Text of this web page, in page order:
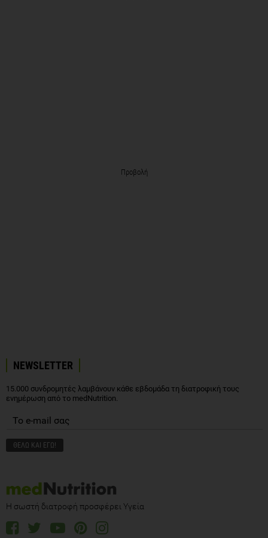
Προβολή
NEWSLETTER
15.000 συνδρομητές λαμβάνουν κάθε εβδομάδα τη διατροφική τους
ενημέρωση από το medNutrition.
Η σωστή διατροφή προσφέρει Υγεία